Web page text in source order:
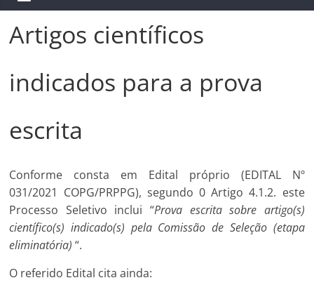
Artigos científicos
indicados para a prova
escrita
Conforme consta em Edital próprio (EDITAL Nº
031/2021 COPG/PRPPG), segundo 0 Artigo 4.1.2. este
Processo Seletivo inclui “Prova escrita sobre artigo(s)
científico(s) indicado(s) pela Comissão de Seleção (etapa
eliminatória) “.
O referido Edital cita ainda: